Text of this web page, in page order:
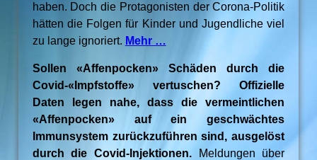
haben. Doch die Protagonisten der Corona-Politik
hätten die Folgen für Kinder und Jugendliche viel
zu lange ignoriert. Mehr …
Sollen «Affenpocken» Schäden durch die
Covid-«Impfstoffe» vertuschen? Offizielle
Daten legen nahe, dass die vermeintlichen
«Affenpocken» auf ein geschwächtes
Immunsystem zurückzuführen sind, ausgelöst
durch die Covid-Injektionen. Meldungen über